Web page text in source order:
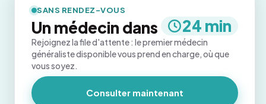
SANS RENDEZ-VOUS
Un médecin dans 24 min
Rejoignez la file d'attente : le premier médecin
généraliste disponible vous prend en charge, où que
vous soyez.
Consulter maintenant